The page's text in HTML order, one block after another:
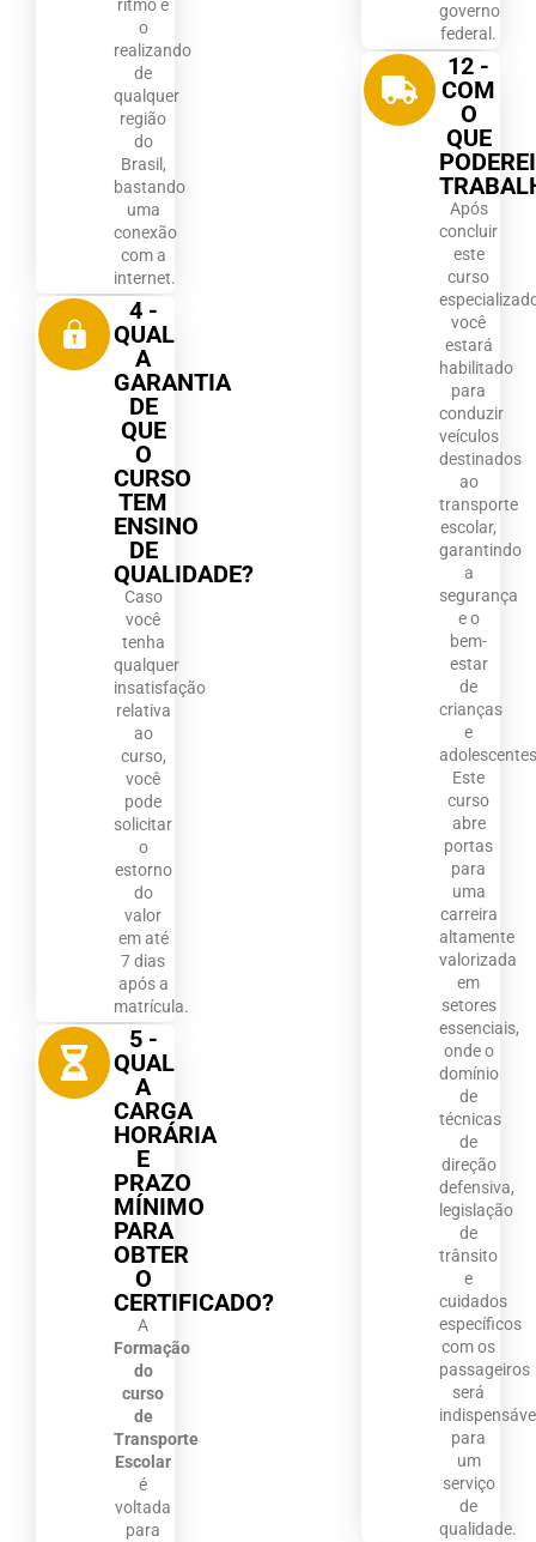
ritmo e
o
realizando
de
qualquer
região
do
Brasil,
bastando
uma
conexão
com a
internet.
4 -
QUAL
A
GARANTIA
DE
QUE
O
CURSO
TEM
ENSINO
DE
QUALIDADE?
Caso
você
tenha
qualquer
insatisfação
relativa
ao
curso,
você
pode
solicitar
o
estorno
do
valor
em até
7 dias
após a
matrícula.
5 -
QUAL
A
CARGA
HORÁRIA
E
PRAZO
MÍNIMO
PARA
OBTER
O
CERTIFICADO?
A
Formação
do
curso
de
Transporte
Escolar
é
voltada
para
governo
federal.
12 -
COM
O
QUE
PODEREI
Após
concluir
este
curso
você
estará
habilitado
para
conduzir
veículos
destinados
ao
transporte
escolar,
garantindo
a
segurança
e o
bem-
estar
de
crianças
e
Este
curso
abre
portas
para
uma
carreira
altamente
valorizada
em
setores
essenciais,
onde o
domínio
de
técnicas
de
direção
defensiva,
legislação
de
trânsito
e
cuidados
específicos
com os
passageiros
será
para
um
serviço
de
qualidade.